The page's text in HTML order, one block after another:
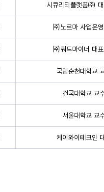
시큐리티플랫폼㈜
㈜노르마 사업운
㈜쿼드마이너 대
국립순천대학교
건국대학교 교
서울대학교 교
케이와이테크인